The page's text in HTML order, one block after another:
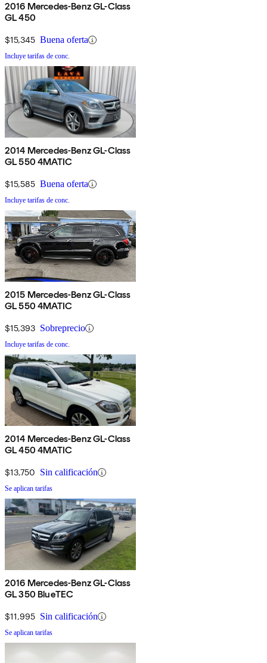
2016 Mercedes-Benz GL-Class
GL 450
$15,345 Buena oferta
Incluye tarifas de conc.
2014 Mercedes-Benz GL-Class
GL 550 4MATIC
$15,585 Buena oferta
Incluye tarifas de conc.
2015 Mercedes-Benz GL-Class
GL 550 4MATIC
$15,393 Sobreprecio
Incluye tarifas de conc.
2014 Mercedes-Benz GL-Class
GL 450 4MATIC
$13,750 Sin calificación
Se aplican tarifas
2016 Mercedes-Benz GL-Class
GL 350 BlueTEC
$11,995 Sin calificación
Se aplican tarifas